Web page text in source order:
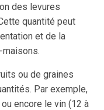
des levures
quantité peut
et de la
ou de graines
Par exemple,
encore le vin (12 à